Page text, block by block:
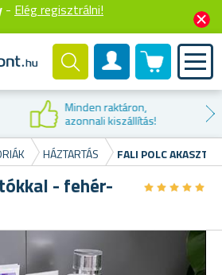
- Elég regisztrálni!
Felhasználók fiók
0 termék
Kedvezmény az
első vásárláskor
HÁZTARTÁS FALI POLC
- fehér-
★★★★★
★★★★★